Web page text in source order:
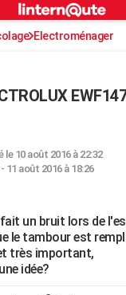
S'inscrire
Connexion
Electroménager
le 10 août 2016 à 22:32
11 août 2016 à 18:26
un bruit lors de
le tambour est
très important,
idée?